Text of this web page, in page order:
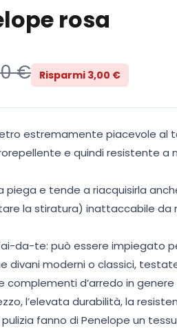
rosa
€ Risparmi 3,00 €
estremamente piacevole al
e quindi resistente a
piega e tende a riacquisirla
la stiratura) inattaccabile da
da-te: può essere impiegato
divani moderni o classici,
complementi d’arredo in genere
l’elevata durabilità, la
fanno di Penelope un